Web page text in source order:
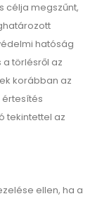
célja megszűnt,
hatóság
törlésről az
korábban az
tekintettel az
ellen, ha a